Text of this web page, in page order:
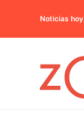
Noticias hoy